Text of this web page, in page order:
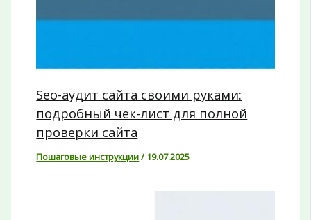
Seo-аудит сайта своими руками:
подробный чек-лист для полной
проверки сайта
Пошаговые инструкции/ 19.07.2025